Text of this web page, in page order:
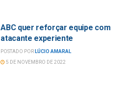
ABC quer reforçar equipe com
atacante experiente
POSTADO POR LÚCIO AMARAL
5 DE NOVEMBRO DE 2022